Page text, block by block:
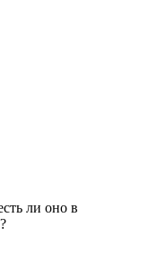
ли оно в